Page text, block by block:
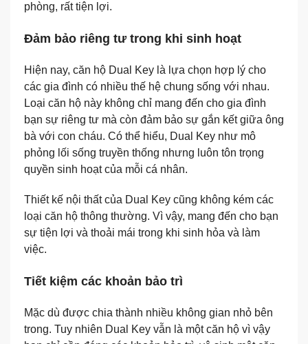
phòng, rất tiện lợi.
Đảm bảo riêng tư trong khi sinh hoạt
Hiện nay, căn hộ Dual Key là lựa chọn hợp lý cho
các gia đình có nhiều thế hệ chung sống với nhau.
Loại căn hộ này không chỉ mang đến cho gia đình
bạn sự riêng tư mà còn đảm bảo sự gắn kết giữa ông
bà với con cháu. Có thể hiểu, Dual Key như mô
phỏng lối sống truyền thống nhưng luôn tôn trọng
quyền sinh hoạt của mỗi cá nhân.
Thiết kế nội thất của Dual Key cũng không kém các
loại căn hộ thông thường. Vì vậy, mang đến cho bạn
sự tiện lợi và thoải mái trong khi sinh hỏa và làm
việc.
Tiết kiệm các khoản bảo trì
Mặc dù được chia thành nhiều không gian nhỏ bên
trong. Tuy nhiên Dual Key vẫn là một căn hộ vì vậy